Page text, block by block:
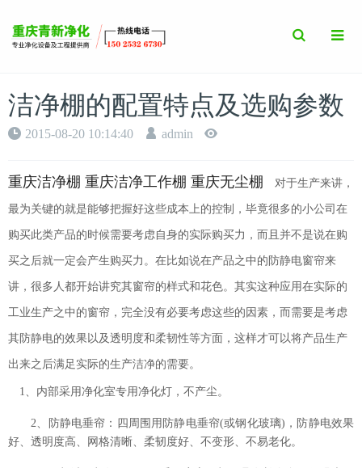
Toggle
Search
洁净棚的配置特点及选购参数
2015-08-20 10:14:40 admin
重庆洁净棚 重庆洁净工作棚 重庆无尘棚 对于生产来讲，
最为关键的就是能够把握好这些成本上的控制，毕竟很多的小公司在
购买此类产品的时候需要考虑自身的实际购买力，而且并不是说在购
买之后就一定会产生购买力。在比如说在产品之中的防静电窗帘来
讲，很多人都开始讲究其窗帘的样式和花色。其实这种应用在实际的
工业生产之中的窗帘，完全没有必要考虑这些的因素，而需要是考虑
其防静电的效果以及透明度和柔韧性等方面，这样才可以将产品生产
出来之后满足实际的生产洁净的需要。
1、内部采用净化室专用净化灯，不产尘。
2、防静电垂帘：四周围用防静电垂帘(或钢化玻璃)，防静电效果
好、透明度高、网格清晰、柔韧度好、不变形、不易老化。